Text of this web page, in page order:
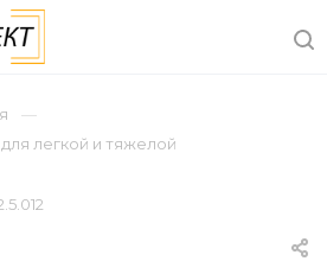
легкой и тяжелой